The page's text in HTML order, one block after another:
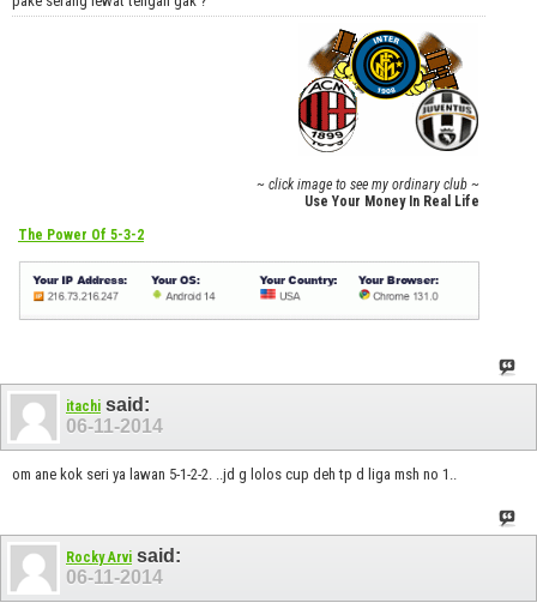
~ click image to see my ordinary club ~
Use Your Money In Real Life
The Power Of 5-3-2
itachi said:
06-11-2014
om ane kok seri ya lawan 5-1-2-2. ..jd g lolos cup deh tp d liga msh no 1..
Rocky Arvi said:
06-11-2014